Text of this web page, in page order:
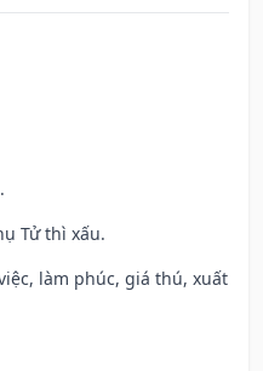
Tử thì xấu.
làm phúc, giá thú, xuất